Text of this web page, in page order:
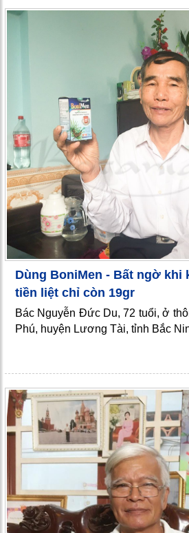
Dùng BoniMen - Bất ngờ
tiền liệt chỉ còn 19gr
Bác Nguyễn Đức Du, 72 tuổi, ở
Phú, huyện Lương Tài, tỉnh Bắc